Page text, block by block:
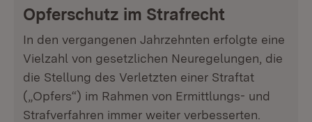
Opferschutz im Strafrecht
In den vergangenen Jahrzehnten erfolgte eine
Vielzahl von gesetzlichen Neuregelungen, die
die Stellung des Verletzten einer Straftat
(„Opfers“) im Rahmen von Ermittlungs- und
Strafverfahren immer weiter verbesserten.